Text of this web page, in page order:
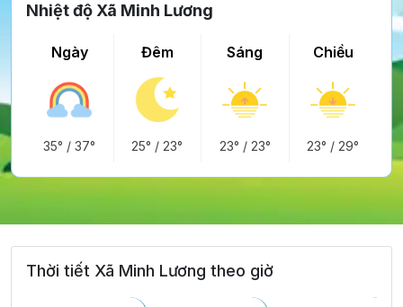
Nhiệt độ Xã Minh Lương
Ngày
35° /37°
Đêm
25° /23°
Sáng
23° / 23°
Chiều
23° /29°
Thời tiết Xã Minh Lương theo giờ